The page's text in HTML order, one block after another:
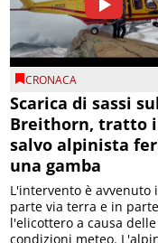
CRONACA
Scarica di sassi
Breithorn, tratto
salvo alpinista
una gamba
L'intervento è avvenuto
parte via terra e in
l'elicottero a causa delle
condizioni meteo.